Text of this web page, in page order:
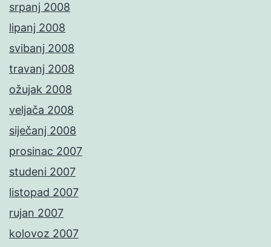
srpanj 2008
lipanj 2008
svibanj 2008
travanj 2008
ožujak 2008
veljača 2008
siječanj 2008
prosinac 2007
studeni 2007
listopad 2007
rujan 2007
kolovoz 2007